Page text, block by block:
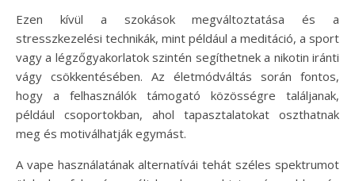
Ezen kívül a szokások megváltoztatása és a
stresszkezelési technikák, mint például a meditáció, a sport
vagy a légzőgyakorlatok szintén segíthetnek a nikotin iránti
vágy csökkentésében. Az életmódváltás során fontos,
hogy a felhasználók támogató közösségre találjanak,
például csoportokban, ahol tapasztalatokat oszthatnak
meg és motiválhatják egymást.
A vape használatának alternatívái tehát széles spektrumot